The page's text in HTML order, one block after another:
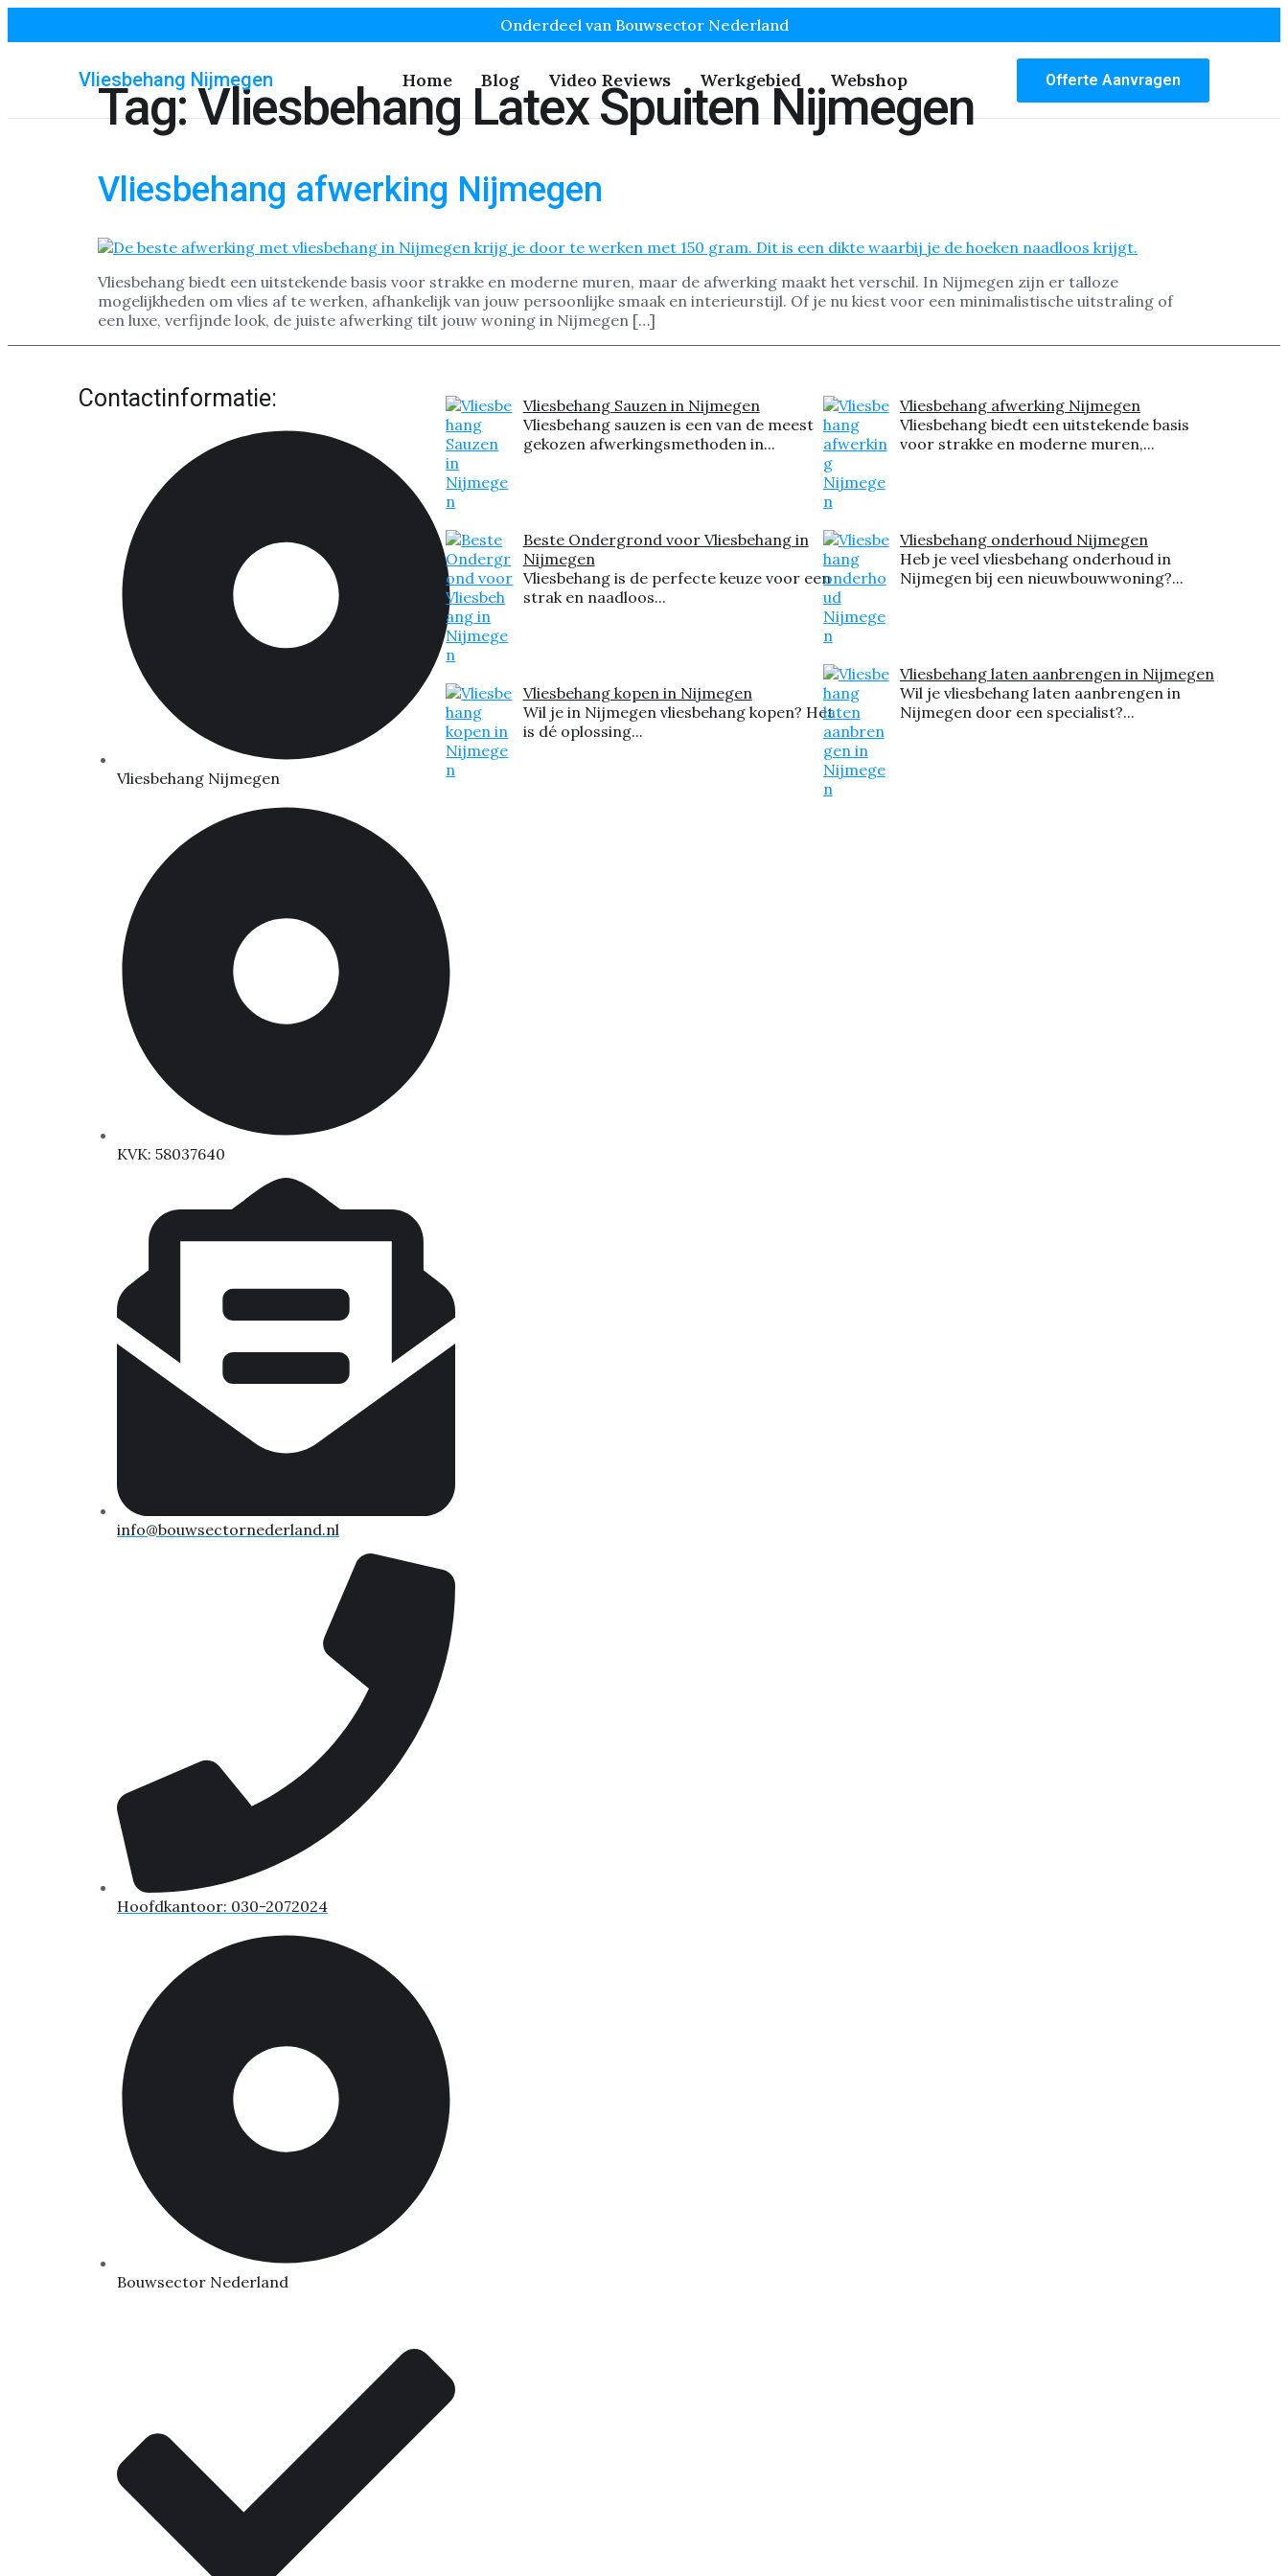
Onderdeel van Bouwsector Nederland
Vliesbehang Nijmegen Home Blog Video Reviews Werkgebied Webshop Offerte Aanvragen
Tag:Vliesbehang Latex Spuiten Nijmegen
Vliesbehang afwerking Nijmegen
Vliesbehang biedt een uitstekende basis voor strakke en moderne muren, maar de afwerking maakt het verschil. In Nijmegen zijn er talloze
mogelijkheden om vlies af te werken, afhankelijk van jouw persoonlijke smaak en interieurstijl. Of je nu kiest voor een minimalistische uitstraling of
een luxe, verfijnde look, de juiste afwerking tilt jouw woning in Nijmegen […]
Contactinformatie:
Vliesbehang Nijmegen
KVK: 58037640
info@bouwsectornederland.nl
Hoofdkantoor: 030-2072024
Bouwsector Nederland
Vliesbehang Sauzen in Nijmegen
Vliesbehang sauzen is een van de meest
gekozen afwerkingsmethoden in...
Beste Ondergrond voor Vliesbehang in
Nijmegen
Vliesbehang is de perfecte keuze voor een
strak en naadloos...
Vliesbehang kopen in Nijmegen
Wil je in Nijmegen vliesbehang kopen? Het
is dé oplossing...
Vliesbehang afwerking Nijmegen
Vliesbehang biedt een uitstekende basis
voor strakke en moderne muren,...
Vliesbehang onderhoud Nijmegen
Heb je veel vliesbehang onderhoud in
Nijmegen bij een nieuwbouwwoning?...
Vliesbehang laten aanbrengen in Nijmegen
Wil je vliesbehang laten aanbrengen in
Nijmegen door een specialist?...